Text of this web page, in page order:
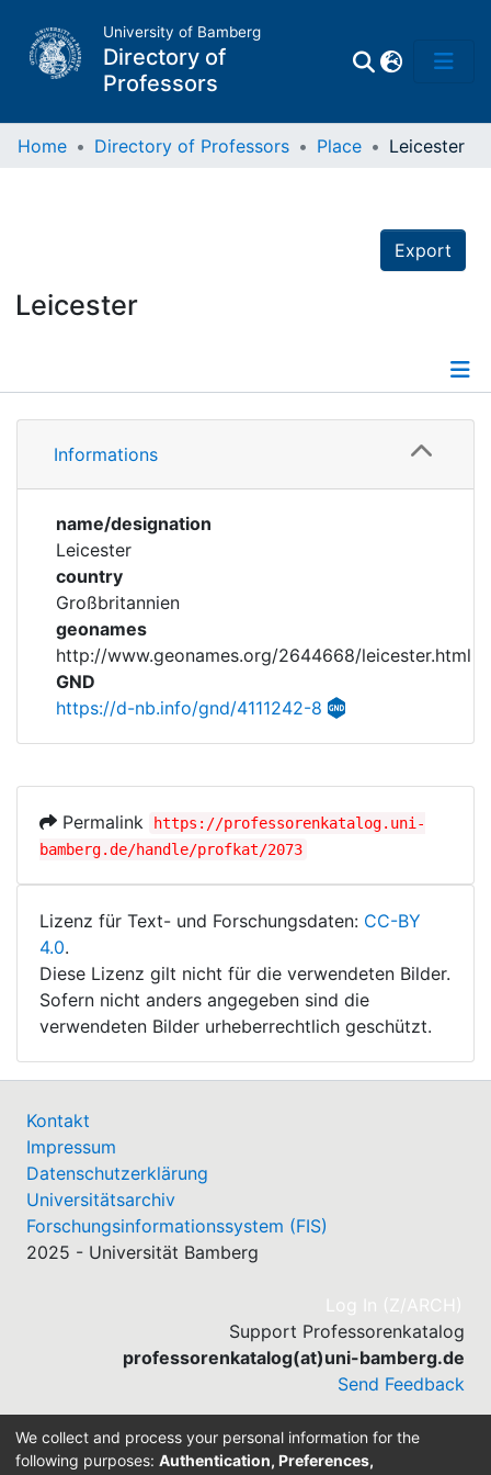
University of Bamberg
Directory of
Professors
Persons
Places
Historic matricle
registry
Home Directory of Professors Place Leicester
Export
Leicester
Informations
Informations
name/designation
Leicester
country
Großbritannien
geonames
http://www.geonames.org/2644668/leicester.html
GND
https://d-nb.info/gnd/4111242-8
Permalink
https://professorenkatalog.uni-
bamberg.de/handle/profkat/2073
Lizenz für Text- und Forschungsdaten: CC-BY
4.0.
Diese Lizenz gilt nicht für die verwendeten Bilder.
Sofern nicht anders angegeben sind die
verwendeten Bilder urheberrechtlich geschützt.
Kontakt
Impressum
Datenschutzerklärung
Universitätsarchiv
Forschungsinformationssystem (FIS)
2025 - Universität Bamberg
Log In (Z/ARCH)
Support Professorenkatalog
professorenkatalog(at)uni-bamberg.de
Send Feedback
We collect and process your personal information for the
following purposes: Authentication, Preferences,